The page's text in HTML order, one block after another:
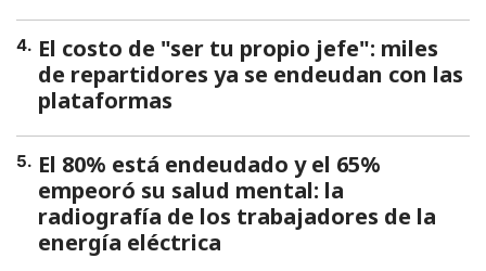
4. El costo de "ser tu propio jefe": miles
de repartidores ya se endeudan con las
plataformas
5. El 80% está endeudado y el 65%
empeoró su salud mental: la
radiografía de los trabajadores de la
energía eléctrica